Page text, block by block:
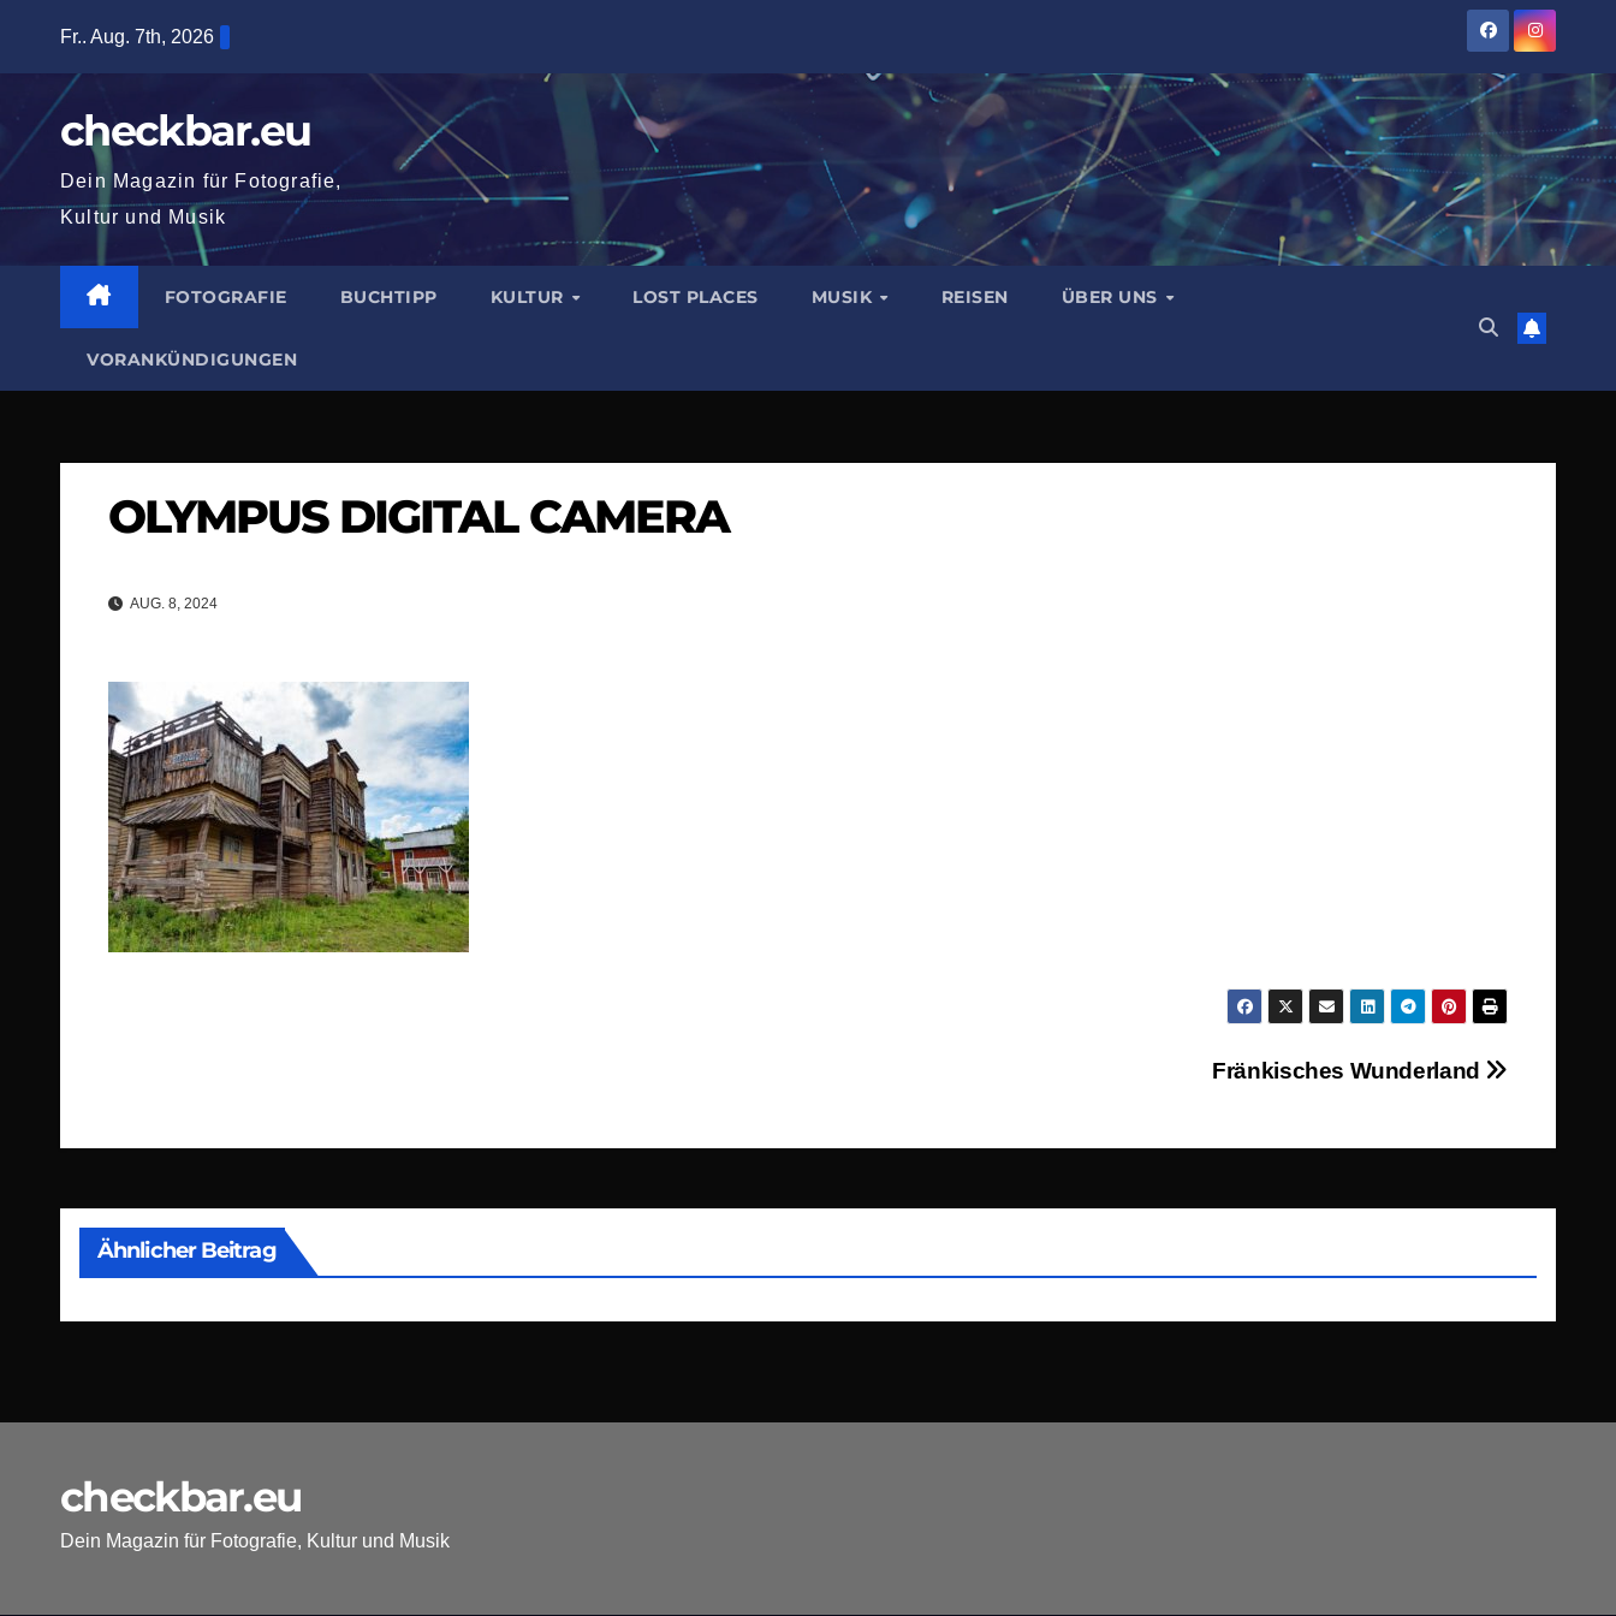
springen
Fr.. Aug. 7th, 2026
checkbar.eu
Dein Magazin für Fotografie,
Kultur und Musik
FOTOGRAFIE BUCHTIPP KULTUR LOST PLACES MUSIK REISEN ÜBER UNS
VORANKÜNDIGUNGEN
OLYMPUS DIGITAL CAMERA
AUG. 8, 2024
Fränkisches Wunderland
Ähnlicher Beitrag
checkbar.eu
Dein Magazin für Fotografie, Kultur und Musik